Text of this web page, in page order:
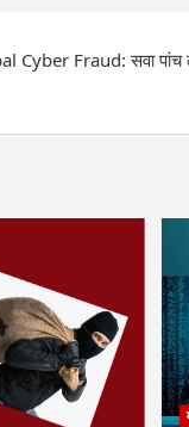
Cyber Fraud: सवा पांच